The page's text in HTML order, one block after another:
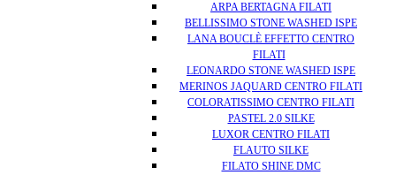
ARPA BERTAGNA FILATI
BELLISSIMO STONE WASHED ISPE
LANA BOUCLÈ EFFETTO CENTRO
FILATI
LEONARDO STONE WASHED ISPE
MERINOS JAQUARD CENTRO FILATI
COLORATISSIMO CENTRO FILATI
PASTEL 2.0 SILKE
LUXOR CENTRO FILATI
FLAUTO SILKE
FILATO SHINE DMC